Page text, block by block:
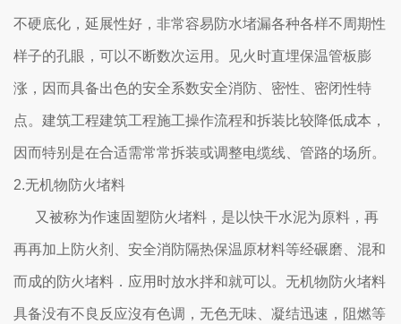
不硬底化，延展性好，非常容易防水堵漏各种各样不周期性
样子的孔眼，可以不断数次运用。见火时直埋保温管板膨
涨，因而具备出色的安全系数安全消防、密性、密闭性特
点。建筑工程建筑工程施工操作流程和拆装比较降低成本，
因而特别是在合适需常常拆装或调整电缆线、管路的场所。
2.无机物防火堵料
又被称为作速固塑防火堵料，是以快干水泥为原料，再
再再加上防火剂、安全消防隔热保温原材料等经碾磨、混和
而成的防火堵料．应用时放水拌和就可以。无机物防火堵料
具备没有不良反应沒有色调，无色无味、凝结迅速，阻燃等